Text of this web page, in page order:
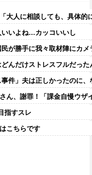
も、具体的に何もしてくれない。結果
いいよね…カッコいいし
我々取材陣にカメラを向けるな！」
どんだけストレスフルだっ
件」夫は正しかったのに、な
罪！「課金自慢ウザイ」と愚
指すスレ
こちらです